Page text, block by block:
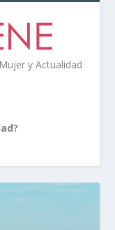
y Actualidad